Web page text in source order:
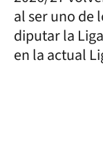
al ser uno de
diputar la
en la actual